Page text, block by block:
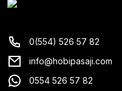
0(554) 526 57 82
info@hobipasaji.com
0554 526 57 82